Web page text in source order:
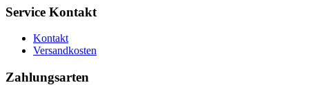
Service Kontakt
Kontakt
Versandkosten
Zahlungsarten